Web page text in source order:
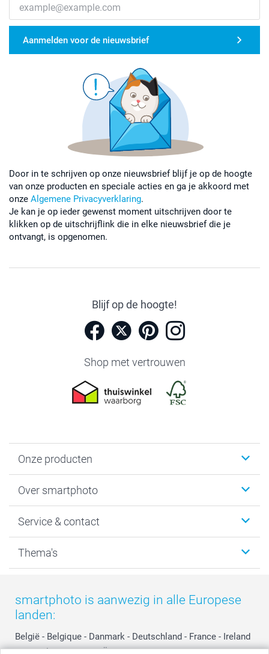
Aanmelden voor de nieuwsbrief
Door in te schrijven op onze nieuwsbrief blijf je op de hoogte
van onze producten en speciale acties en ga je akkoord met
onze Algemene Privacyverklaring.
Je kan je op ieder gewenst moment uitschrijven door te
klikken op de uitschrijflink die in elke nieuwsbrief die je
ontvangt, is opgenomen.
Blijf op de hoogte!
Shop met vertrouwen
Onze producten
Fotoboeken
Fotocadeaus
Kaarten
Over smartphoto
Vacatures
Bestelproces
Privacy
Cookiebeleid
Reviews
Prijslijst
Service & contact
Tevredenheidsgarantie
smartbonus
smartfriends
service@smartphoto.nl
Affiliate partnerprogramma
Thema's
Moederdag
Vaderdag
Huwelijk
smartphoto is aanwezig in alle Europese
landen:
België - Belgique - Danmark - Deutschland - France - Ireland